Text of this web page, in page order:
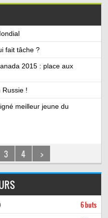
fait tâche ?
2015 : place aux
Russie !
meilleur jeune du
3 4 >
6 buts